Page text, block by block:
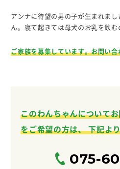
アンナに待望の男の子が生まれま
ん。寝て起きては母犬のお乳を飲む
ご家族を募集しています。お問い
このわんちゃんについて
をご希望の方は、下記よ
075-